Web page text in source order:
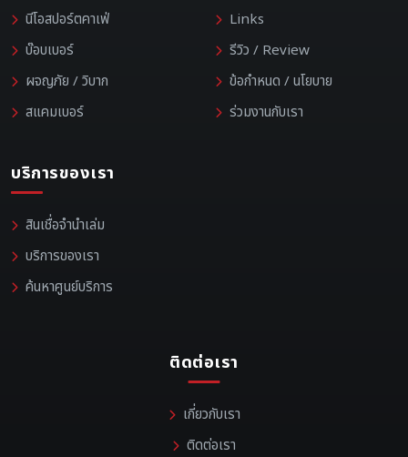
นีโอสปอร์ตคาเฟ่
บ๊อบเบอร์
ผจญภัย / วิบาก
สแคมเบอร์
Links
รีวิว / Review
ข้อกำหนด / นโยบาย
ร่วมงานกับเรา
บริการของเรา
สินเชื่อจำนำเล่ม
บริการของเรา
ค้นหาศูนย์บริการ
ติดต่อเรา
เกี่ยวกับเรา
ติดต่อเรา